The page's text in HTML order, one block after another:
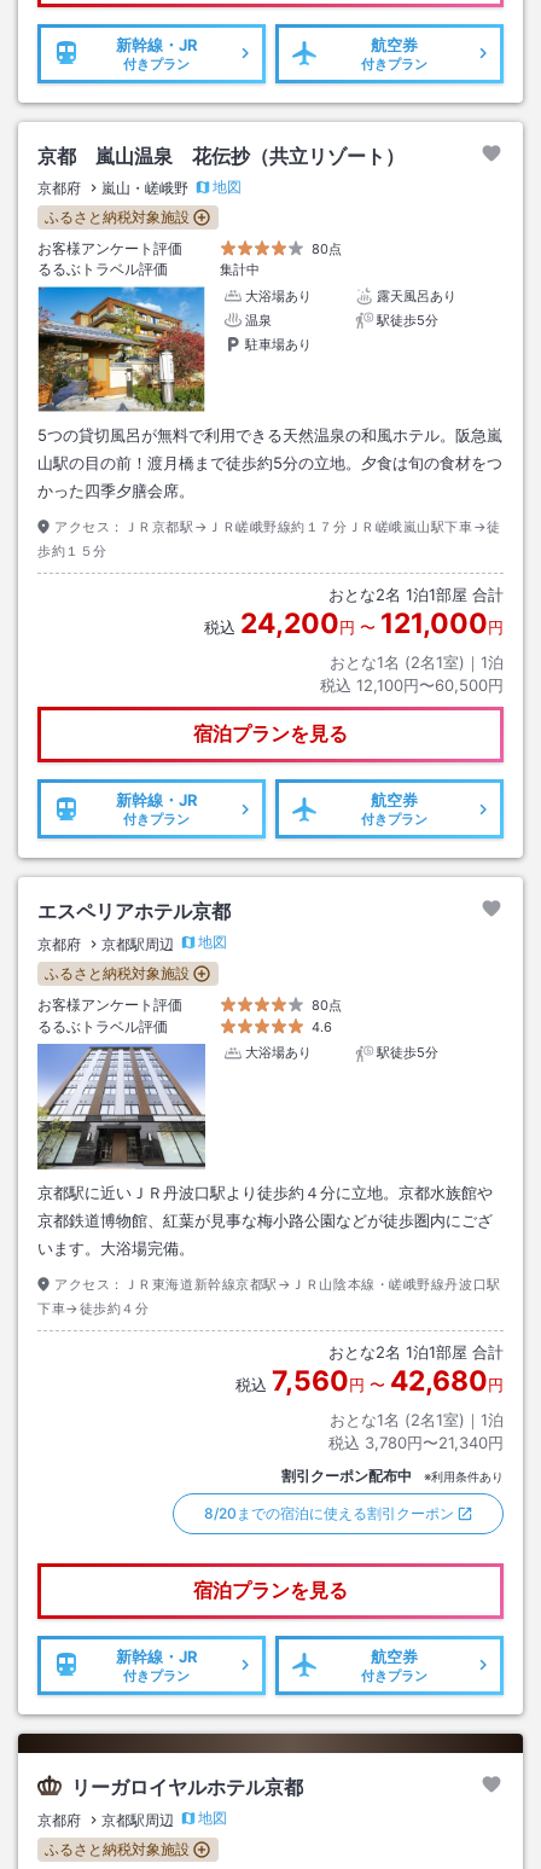
新幹線・JR
付きプラン
航空券
付きプラン
京都 嵐山温泉 花伝抄（共立リゾート）
京都府 嵐山・嵯峨野
地図
ふるさと納税対象施設
お客様アンケート評価
80点
るるぶトラベル評価
集計中
大浴場あり
露天風呂あり
温泉
駅徒歩5分
駐車場あり
5つの貸切風呂が無料で利用できる天然温泉の和風ホテル。阪急嵐
山駅の目の前！渡月橋まで徒歩約5分の立地。夕食は旬の食材をつ
かった四季夕膳会席。
アクセス：
ＪＲ京都駅→ＪＲ嵯峨野線約１７分ＪＲ嵯峨嵐山駅下車→徒
歩約１５分
おとな2名 1泊1部屋 合計
税込 24,200円 〜 121,000円
おとな1名 (2名1室)｜ 1泊
税込 12,100円〜60,500円
宿泊プランを見る
新幹線・JR
付きプラン
航空券
付きプラン
エスペリアホテル京都
京都府 京都駅周辺
地図
ふるさと納税対象施設
お客様アンケート評価
80点
るるぶトラベル評価
4.6
大浴場あり
駅徒歩5分
京都駅に近いＪＲ丹波口駅より徒歩約４分に立地。京都水族館や
京都鉄道博物館、紅葉が見事な梅小路公園などが徒歩圏内にござ
います。大浴場完備。
アクセス：
ＪＲ東海道新幹線京都駅→ＪＲ山陰本線・嵯峨野線丹波口駅
下車→徒歩約４分
おとな2名 1泊1部屋 合計
税込 7,560円 〜 42,680円
おとな1名 (2名1室)｜ 1泊
税込 3,780円〜21,340円
割引クーポン配布中 ※利用条件あり
8/20までの宿泊に使える割引クーポン
宿泊プランを見る
新幹線・JR
付きプラン
航空券
付きプラン
リーガロイヤルホテル京都
京都府 京都駅周辺
地図
ふるさと納税対象施設